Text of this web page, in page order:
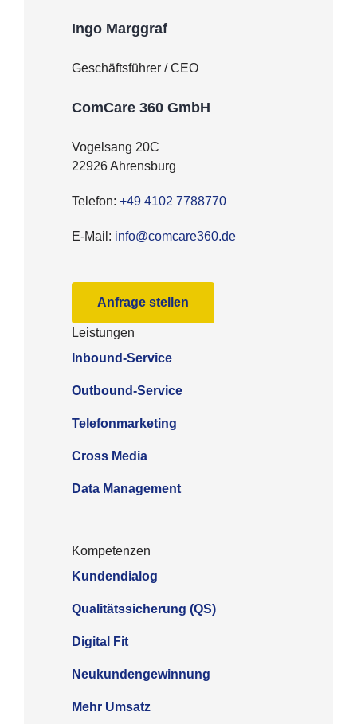
Ingo Marggraf
Geschäfts­füh­rer / CEO
ComCare 360 GmbH
Vogel­sang 20C
22926 Ahrensburg
Tele­fon: +49 4102 7788770
E‑Mail: info@comcare360.de
Anfra­ge stellen
Leis­tun­gen
Inbound-Service
Outbound-Service
Telefonmarketing
Cross Media
Data Management
Kom­pe­ten­zen
Kundendialog
Qua­li­täts­si­che­rung (QS)
Digi­tal Fit
Neukundengewinnung
Mehr Umsatz